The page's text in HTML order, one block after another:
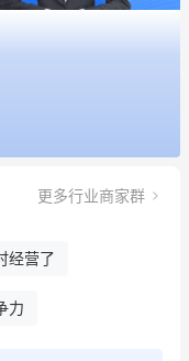
更多行业商家群
经营了
经营了
力